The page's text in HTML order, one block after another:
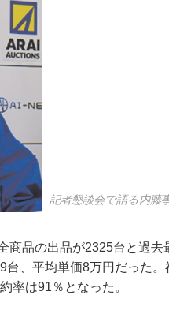
記者懇談会で語る内藤
商品の出品が2325台と過
台、平均単価8万円だった
率は91％となった。